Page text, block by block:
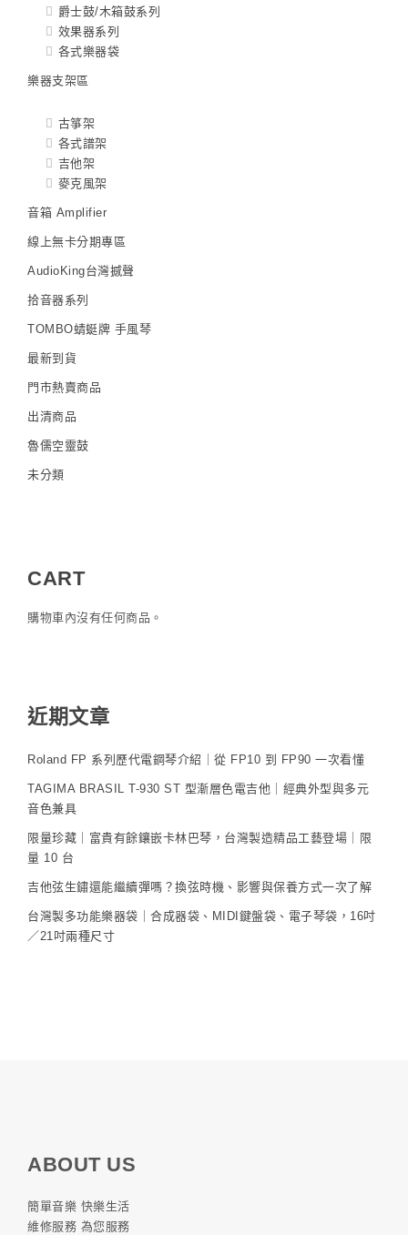
爵士鼓/木箱鼓系列
效果器系列
各式樂器袋
樂器支架區
古箏架
各式譜架
吉他架
麥克風架
音箱 Amplifier
線上無卡分期專區
AudioKing台灣撼聲
拾音器系列
TOMBO蜻蜓牌 手風琴
最新到貨
門市熱賣商品
出清商品
魯儒空靈鼓
未分類
CART
購物車內沒有任何商品。
近期文章
Roland FP 系列歷代電鋼琴介紹｜從 FP10 到 FP90 一次看懂
TAGIMA BRASIL T-930 ST 型漸層色電吉他｜經典外型與多元
音色兼具
限量珍藏｜富貴有餘鑲嵌卡林巴琴，台灣製造精品工藝登場｜限
量 10 台
吉他弦生鏽還能繼續彈嗎？換弦時機、影響與保養方式一次了解
台灣製多功能樂器袋｜合成器袋、MIDI鍵盤袋、電子琴袋，16吋
／21吋兩種尺寸
ABOUT US
簡單音樂 快樂生活
維修服務 為您服務